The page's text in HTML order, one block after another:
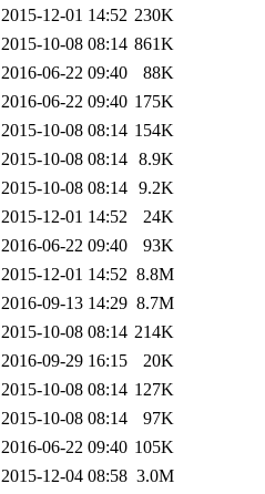
2015-12-01 14:52 230K
2015-10-08 08:14 861K
2016-06-22 09:40
88K
2016-06-22 09:40 175K
2015-10-08 08:14 154K
2015-10-08 08:14 8.9K
2015-10-08 08:14 9.2K
2015-12-01 14:52
24K
2016-06-22 09:40
93K
2015-12-01 14:52 8.8M
2016-09-13 14:29 8.7M
2015-10-08 08:14 214K
2016-09-29 16:15
20K
2015-10-08 08:14 127K
2015-10-08 08:14
97K
2016-06-22 09:40 105K
2015-12-04 08:58 3.0M